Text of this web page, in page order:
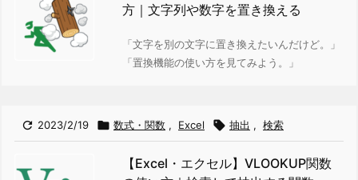
方｜文字列や数字を置き換える
「文字を別の文字に置き換えたいんだけど。」
「置換機能の使い方を見てみよう。」
 2023/2/19  数式・関数 , Excel  抽出 , 検索
【Excel・エクセル】VLOOKUP関数